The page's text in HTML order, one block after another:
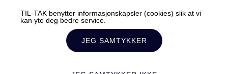
TIL-TAK benytter informasjonskapsler (cookies) slik at vi
kan yte deg bedre service.
JEG SAMTYKKER